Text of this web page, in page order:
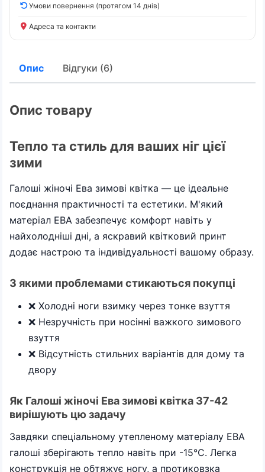
Умови повернення (протягом 14 днів)
Адреса та контакти
Опис Відгуки (6)
Опис товару
Тепло та стиль для ваших ніг цієї
зими
Галоші жіночі Ева зимові квітка — це ідеальне
поєднання практичності та естетики. М'який
матеріал ЕВА забезпечує комфорт навіть у
найхолодніші дні, а яскравий квітковий принт
додає настрою та індивідуальності вашому образу.
З якими проблемами стикаються покупці
❌ Холодні ноги взимку через тонке взуття
❌ Незручність при носінні важкого зимового
взуття
❌ Відсутність стильних варіантів для дому та
двору
Як Галоші жіночі Ева зимові квітка 37-42
вирішують цю задачу
Завдяки спеціальному утепленому матеріалу ЕВА
галоші зберігають тепло навіть при -15°C. Легка
конструкція не обтяжує ногу, а протиковзка